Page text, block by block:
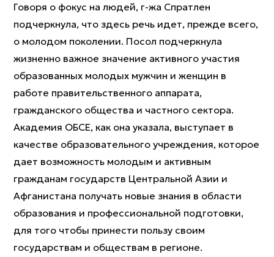
Говоря о фокус на людей, г-жа Спратлен
подчеркнула, что здесь речь идет, прежде всего,
о молодом поколении. Посол подчеркнула
жизненно важное значение активного участия
образованных молодых мужчин и женщин в
работе правительственного аппарата,
гражданского общества и частного сектора.
Академия ОБСЕ, как она указала, выступает в
качестве образовательного учреждения, которое
дает возможность молодым и активным
гражданам государств Центральной Азии и
Афганистана получать новые знания в области
образования и профессиональной подготовки,
для того чтобы принести пользу своим
государствам и обществам в регионе.